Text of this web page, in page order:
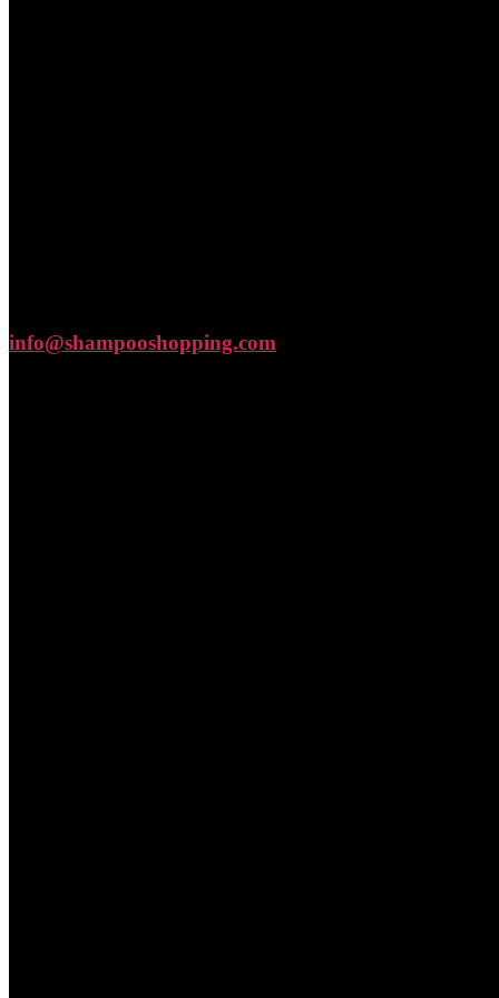
info@shampooshopping.com